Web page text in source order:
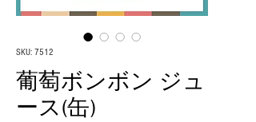
SKU: 7512
葡萄ボンボン ジュ
ース(缶)